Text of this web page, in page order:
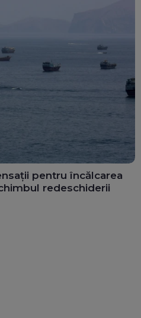
pentru încălcarea
redeschiderii